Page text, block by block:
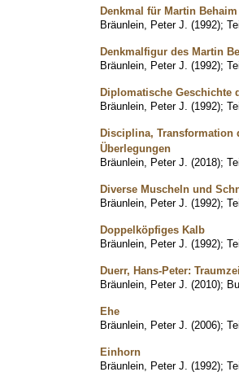
Denkmal für Martin
Bräunlein, Peter J. (1992);
Denkmalfigur des Martin
Bräunlein, Peter J. (1992);
Diplomatische Geschichte
Bräunlein, Peter J. (1992);
Disciplina,
Überlegungen
Bräunlein, Peter J. (2018);
Diverse Muscheln und
Bräunlein, Peter J. (1992);
Doppelköpfiges Kalb
Bräunlein, Peter J. (1992);
Duerr, Hans-Peter:
Bräunlein, Peter J. (2010);
Ehe
Bräunlein, Peter J. (2006);
Einhorn
Bräunlein, Peter J. (1992);